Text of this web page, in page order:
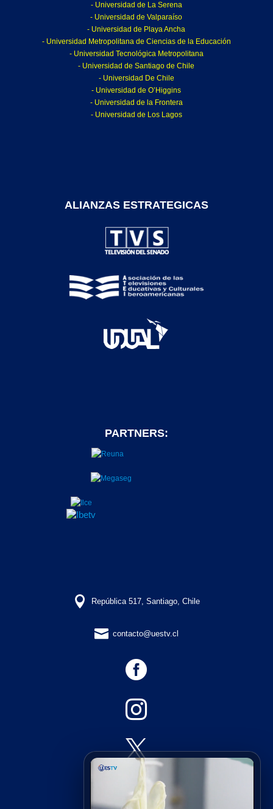
- Universidad de La Serena
- Universidad de Valparaíso
- Universidad de Playa Ancha
- Universidad Metropolitana de Ciencias de la Educación
- Universidad Tecnológica Metropolitana
- Universidad de Santiago de Chile
- Universidad De Chile
- Universidad de O’Higgins
- Universidad de la Frontera
- Universidad de Los Lagos
ALIANZAS ESTRATEGICAS
PARTNERS:
 República 517, Santiago, Chile
 contacto@uestv.cl



